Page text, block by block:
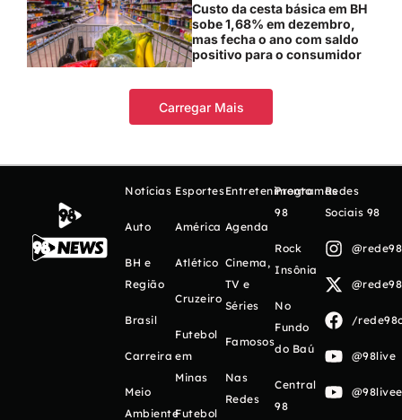
Custo da cesta básica em BH
sobe 1,68% em dezembro,
mas fecha o ano com saldo
positivo para o consumidor
Carregar Mais
Notícias
Auto
BH e
Região
Brasil
Carreira
Meio
Ambiente
Esportes
América
Atlético
Cruzeiro
Futebol
em
Minas
Futebol
Entretenimento
Agenda
Cinema,
TV e
Séries
Famosos
Nas
Redes
Programas
98
Rock
Insônia
No
Fundo
do Baú
Central
98
Redes
Sociais 98
/
@98live